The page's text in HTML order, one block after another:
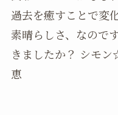
過去を癒すことで変
素晴らしさ、なので
きましたか？ シモ
恵